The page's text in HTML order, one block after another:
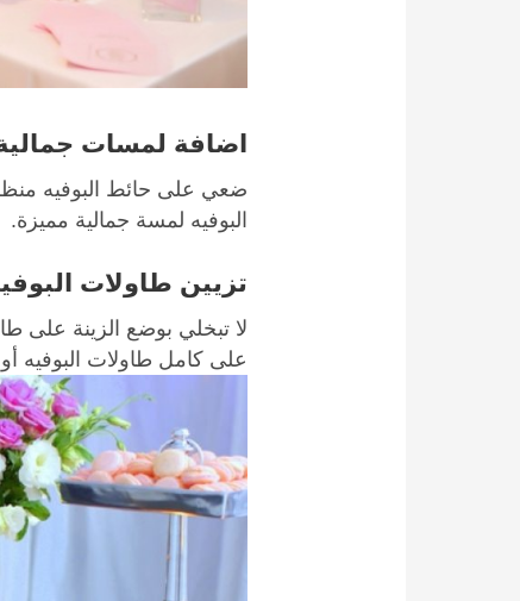
اضافة لمسات
ضعي على حائط البوفيه
البوفيه لمسة جمالية مميزة.
تزيين طاولات
لا تبخلي بوضع الزينة على
على كامل طاولات البوفيه